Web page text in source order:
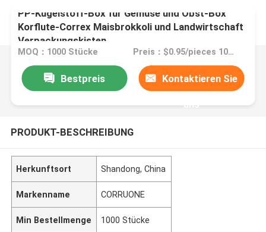
PP-Kugelstoff-Box für Gemüse und Obst-Box
Korflute-Correx Maisbrokkoli und Landwirtschaft
Verpackungskisten
MOQ：1000 Stücke Preis：$0.95/pieces 1000-2999 pieces
Bestpreis Kontaktieren Sie
uns
PRODUKT-BESCHREIBUNG
Herkunftsort Shandong, China
Markenname CORRUONE
Min Bestellmenge 1000 Stücke